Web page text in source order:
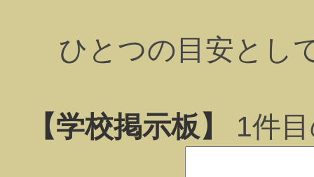
ひとつの目安とし
【学校掲示板】 1件